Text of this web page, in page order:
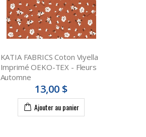
KATIA FABRICS Coton Viyella
Imprimé OEKO-TEX - Fleurs
Automne
13,00 $
Ajouter au panier